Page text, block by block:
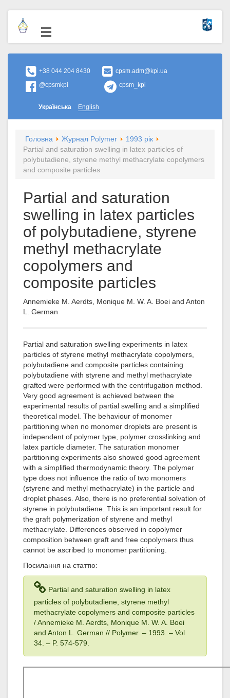
+38 044 204 8430
cpsm.adm@kpi.ua
@cpsmkpi
cpsm_kpi
Українська English
Головна Журнал Polymer
1993 рік
Partial and saturation swelling in latex particles of
polybutadiene, styrene methyl methacrylate copolymers
and composite particles
Partial and saturation
swelling in latex particles
of polybutadiene, styrene
methyl methacrylate
copolymers and
composite particles
Annemieke M. Aerdts, Monique M. W. A. Boei and Anton
L. German
Partial and saturation swelling experiments in latex
particles of styrene methyl methacrylate copolymers,
polybutadiene and composite particles containing
polybutadiene with styrene and methyl methacrylate
grafted were performed with the centrifugation method.
Very good agreement is achieved between the
experimental results of partial swelling and a simplified
theoretical model. The behaviour of monomer
partitioning when no monomer droplets are present is
independent of polymer type, polymer crosslinking and
latex particle diameter. The saturation monomer
partitioning experiments also showed good agreement
with a simplified thermodynamic theory. The polymer
type does not influence the ratio of two monomers
(styrene and methyl methacrylate) in the particle and
droplet phases. Also, there is no preferential solvation of
styrene in polybutadiene. This is an important result for
the graft polymerization of styrene and methyl
methacrylate. Differences observed in copolymer
composition between graft and free copolymers thus
cannot be ascribed to monomer partitioning.
Посилання на статтю:
Partial and saturation swelling in latex
particles of polybutadiene, styrene methyl
methacrylate copolymers and composite particles
/ Annemieke M. Aerdts, Monique M. W. A. Boei
and Anton L. German // Polymer. – 1993 . – Vol
34 . – P. 574-579.